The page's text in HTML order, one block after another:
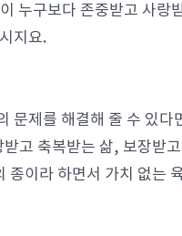
누구보다 존중받고 사랑
지요.
문제를 해결해 줄 수 있다
고 축복받는 삶, 보장받
이라 하면서 가치 없는